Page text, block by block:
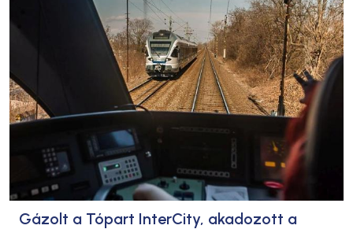
Gázolt a Tópart InterCity, akadozott a